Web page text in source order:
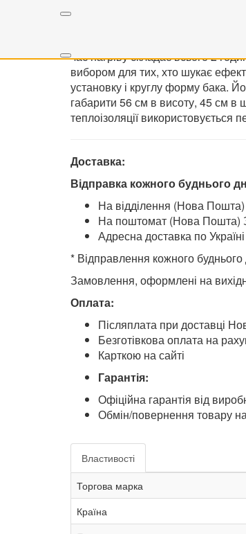
терморегулятор, який
час нагріву складає всього 2
вибором для тих, хто шукає
установку і круглу форму бака.
габарити 56 см в висоту, 45 см в
теплоізоляції
Доставка:
Відправка кожного буднього
На відділення (Нова
На поштомат (Нова Пошта)
Адресна доставка по
* Відправлення кожного
Замовлення, оформлені на
Оплата:
Післяплата при доставці
Безготівкова оплата на
Карткою на сайті
Гарантія:
Офіційна гарантія від
Обмін/повернення товару
Властивості
Торгова марка
Країна